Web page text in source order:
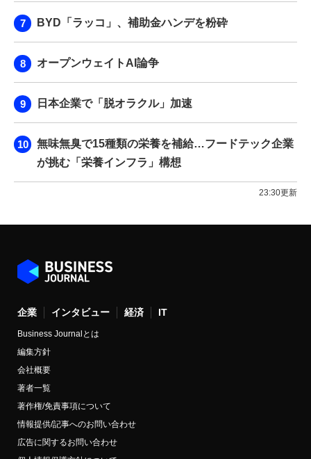
BYD「ラッコ」、補助金ハンデを粉砕
オープンウェイトAI論争
日本企業で「脱オラクル」加速
無味無臭で15種類の栄養を補給…フードテック企業
が挑む「栄養インフラ」構想
23:30更新
企業 インタビュー 経済 IT
Business Journalとは
編集方針
会社概要
著者一覧
著作権/免責事項について
情報提供/記事へのお問い合わせ
広告に関するお問い合わせ